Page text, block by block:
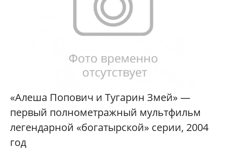
«Алеша Попович и Тугарин Змей» —
первый полнометражный мультфильм
легендарной «богатырской» серии, 2004
год